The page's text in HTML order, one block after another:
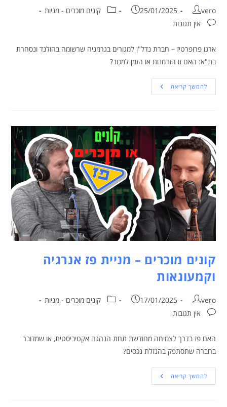
vero
25/01/2025
קונים מוכרים - מניות
אין תגובות
ארגו פרופרטיז – חברת נדל"ן למגורים בגרמניה שרשומה בהולנד ונסחרת
בת"א: האם זו הזדמנות או הזמן למכור?
להמשך קריאה
קונים מוכרים – מניית פז אנרגיה
וקמעונאות
vero
17/01/2025
קונים מוכרים - מניות
אין תגובות
האם פז בדרך לצמיחה מחודשת תחת הנהגה אקטיביסטית, או שמדובר
בחברה שתסתפק בהנזלת נכסים?
להמשך קריאה